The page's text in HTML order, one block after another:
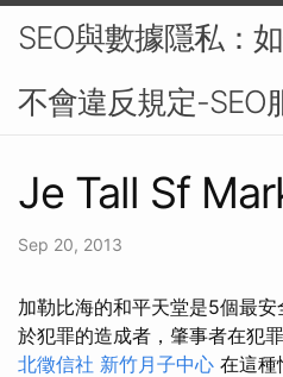
SEO與數據隱私：
不會違反規定-SEO
Je Tall Sf
Sep 20, 2013
加勒比海的和平天堂是5個最
於犯罪的造成者，肇事者在犯
北徵信社 新竹月子中心 在這種